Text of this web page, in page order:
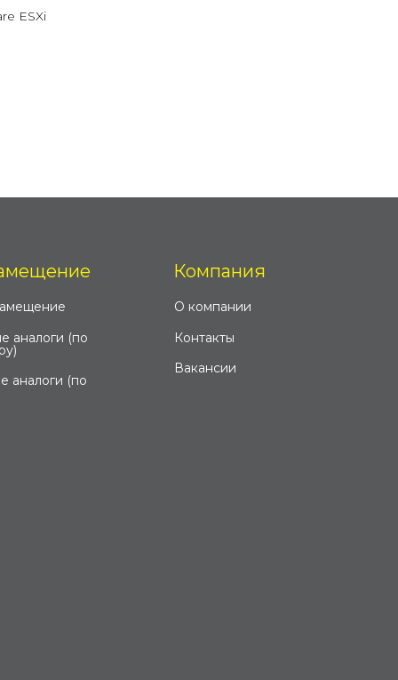
ESXi
аналоги (по
аналоги (по Контакты
О компании
Компания
Вакансии